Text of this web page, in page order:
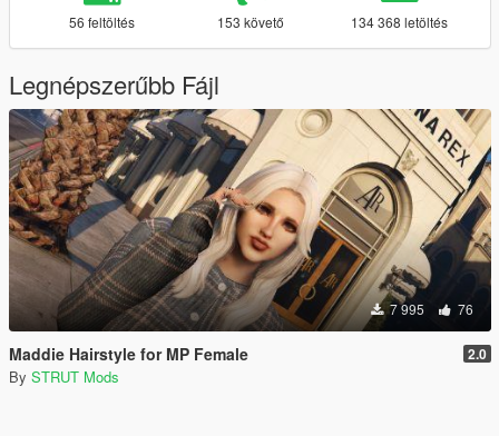
56 feltöltés 153 követő 134 368 letöltés
Legnépszerűbb Fájl
7 995 76
Maddie Hairstyle for MP Female 2.0
By STRUT Mods